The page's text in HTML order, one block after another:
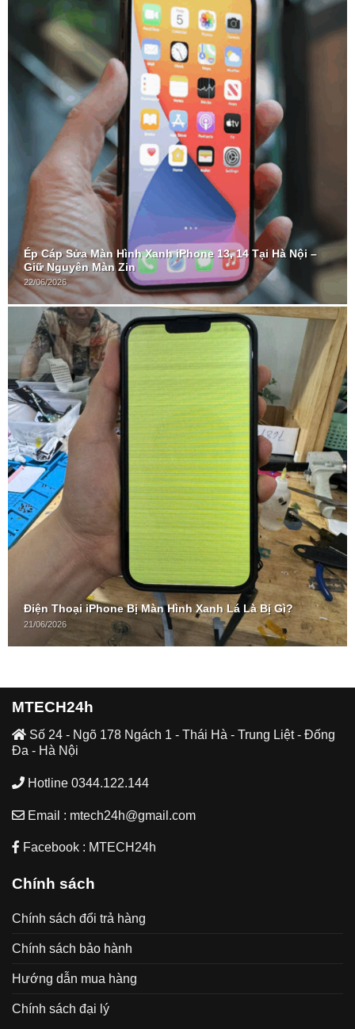
Ép Cáp Sửa Màn Hình Xanh iPhone 13, 14 Tại Hà Nội –
Giữ Nguyên Màn Zin
22/06/2026
Điện Thoại iPhone Bị Màn Hình Xanh Lá Là Bị Gì?
21/06/2026
MTECH24h
Số 24 - Ngõ 178 Ngách 1 - Thái Hà - Trung Liệt - Đống
Đa - Hà Nội
Hotline 0344.122.144
Email : mtech24h@gmail.com
Facebook : MTECH24h
Chính sách
Chính sách đổi trả hàng
Chính sách bảo hành
Hướng dẫn mua hàng
Chính sách đại lý